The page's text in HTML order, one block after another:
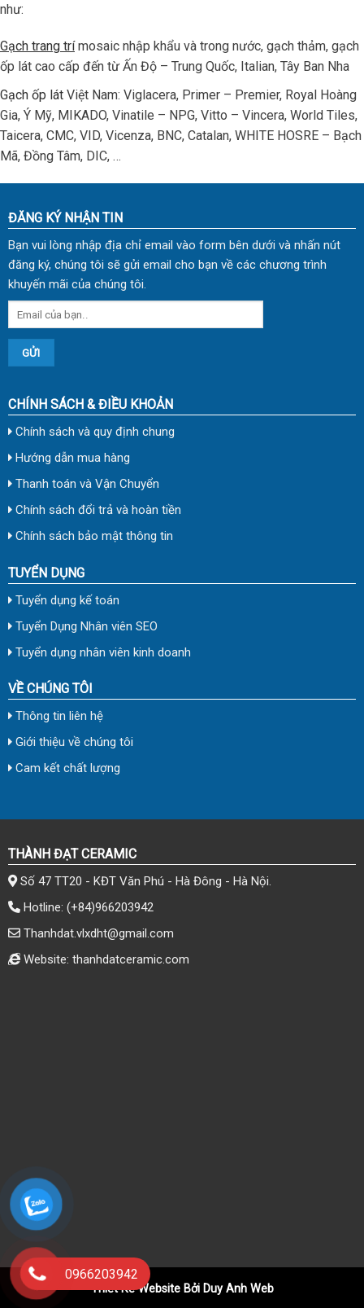
như:
Gạch trang trímosaic nhập khẩu và trong nước, gạch thảm, gạch
ốp lát cao cấp đến từ Ấn Độ – Trung Quốc, Italian, Tây Ban Nha
Gạch ốp lát Việt Nam: Viglacera, Primer – Premier, Royal Hoàng
Gia, Ý Mỹ, MIKADO, Vinatile – NPG, Vitto – Vincera, World Tiles,
Taicera, CMC, VID, Vicenza, BNC, Catalan, WHITE HOSRE – Bạch
Mã, Đồng Tâm, DIC, …
ĐĂNG KÝ NHẬN TIN
Bạn vui lòng nhập địa chỉ email vào form bên dưới và nhấn nút
đăng ký, chúng tôi sẽ gửi email cho bạn về các chương trình
khuyến mãi của chúng tôi.
CHÍNH SÁCH & ĐIỀU KHOẢN
Chính sách và quy định chung
Hướng dẫn mua hàng
Thanh toán và Vận Chuyển
Chính sách đổi trả và hoàn tiền
Chính sách bảo mật thông tin
TUYỂN DỤNG
Tuyển dụng kế toán
Tuyển Dụng Nhân viên SEO
Tuyển dụng nhân viên kinh doanh
VỀ CHÚNG TÔI
Thông tin liên hệ
Giới thiệu về chúng tôi
Cam kết chất lượng
THÀNH ĐẠT CERAMIC
Số 47 TT20 - KĐT Văn Phú - Hà Đông - Hà Nội.
Hotline: (+84)966203942
Thanhdat.vlxdht@gmail.com
Website: thanhdatceramic.com
0966203942
Thiết Kế Website Bởi Duy Anh Web